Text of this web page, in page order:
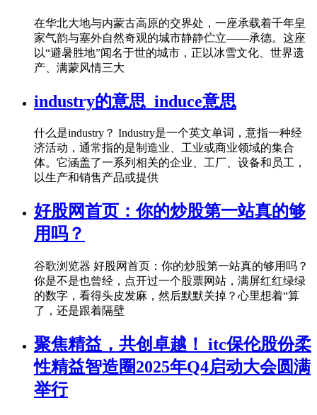
在华北大地与内蒙古高原的交界处，一座承载着千年皇
家气韵与塞外自然奇观的城市静静伫立——承德。这座
以“避暑胜地”闻名于世的城市，正以冰雪文化、世界遗
产、满蒙风情三大
industry的意思_induce意思
什么是industry？ Industry是一个英文单词，意指一种经
济活动，通常指的是制造业、工业或商业领域的集合
体。它涵盖了一系列相关的企业、工厂、设备和员工，
以生产和销售产品或提供
好股网首页：你的炒股第一站真的够
用吗？
谷歌浏览器 好股网首页：你的炒股第一站真的够用吗？
你是不是也曾经，点开过一个股票网站，满屏红红绿绿
的数字，看得头皮发麻，然后默默关掉？心里想着“算
了，还是跟着隔壁
聚焦精益，共创卓越！ itc保伦股份柔
性精益智造圈2025年Q4启动大会圆满
举行